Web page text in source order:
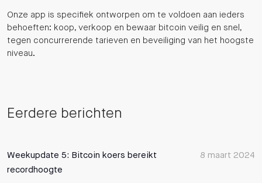
Onze app is specifiek ontworpen om te voldoen aan ieders
behoeften: koop, verkoop en bewaar bitcoin veilig en snel,
tegen concurrerende tarieven en beveiliging van het hoogste
niveau.
Eerdere berichten
8 maart 2024
Weekupdate 5: Bitcoin koers bereikt
recordhoogte